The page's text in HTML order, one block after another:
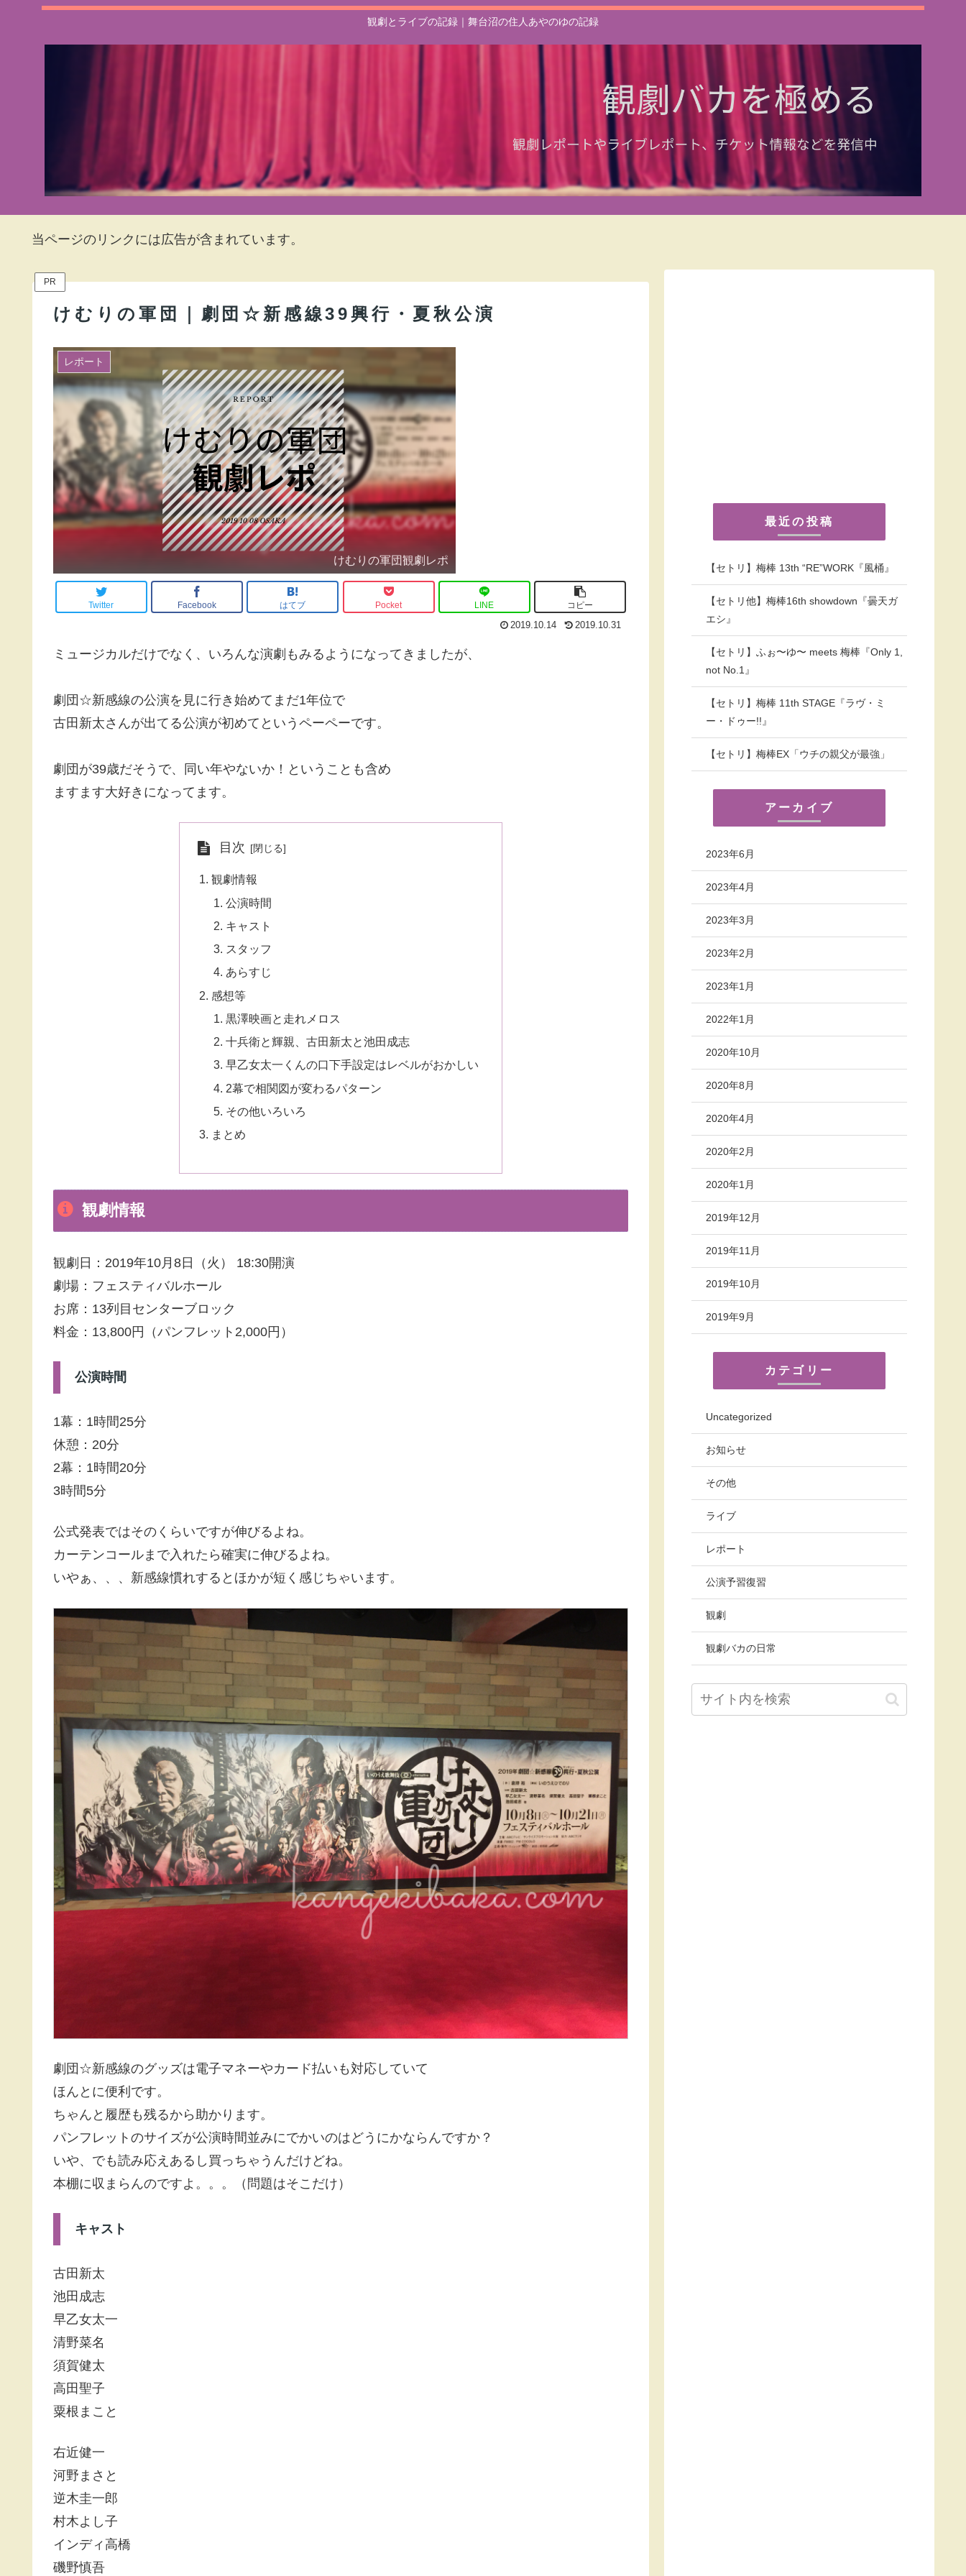
観劇とライブの記録｜舞台沼の住人あやのゆの記録
当ページのリンクには広告が含まれています。
PR
けむりの軍団｜劇団☆新感線39興行・夏秋公演
レポート
けむりの軍団観劇レポ
Twitter Facebook はてブ Pocket LINE コピー
2019.10.14 2019.10.31
ミュージカルだけでなく、いろんな演劇もみるようになってきましたが、
劇団☆新感線の公演を見に行き始めてまだ1年位で
古田新太さんが出てる公演が初めてというペーペーです。
劇団が39歳だそうで、同い年やないか！ということも含め
ますます大好きになってます。
目次
観劇情報
公演時間
キャスト
スタッフ
あらすじ
感想等
黒澤映画と走れメロス
十兵衛と輝親、古田新太と池田成志
早乙女太一くんの口下手設定はレベルがおかしい
2幕で相関図が変わるパターン
その他いろいろ
まとめ
観劇情報
観劇日：2019年10月8日（火） 18:30開演
劇場：フェスティバルホール
お席：13列目センターブロック
料金：13,800円（パンフレット2,000円）
公演時間
1幕：1時間25分
休憩：20分
2幕：1時間20分
3時間5分
公式発表ではそのくらいですが伸びるよね。
カーテンコールまで入れたら確実に伸びるよね。
いやぁ、、、新感線慣れするとほかが短く感じちゃいます。
劇団☆新感線のグッズは電子マネーやカード払いも対応していて
ほんとに便利です。
ちゃんと履歴も残るから助かります。
パンフレットのサイズが公演時間並みにでかいのはどうにかならんですか？
いや、でも読み応えあるし買っちゃうんだけどね。
本棚に収まらんのですよ。。。（問題はそこだけ）
キャスト
古田新太
池田成志
早乙女太一
清野菜名
須賀健太
高田聖子
粟根まこと
右近健一
河野まさと
逆木圭一郎
村木よし子
インディ高橋
磯野慎吾
最近の投稿
【セトリ】梅棒 13th “RE”WORK『風桶』
【セトリ他】梅棒16th showdown『曇天ガ
エシ』
【セトリ】ふぉ〜ゆ〜 meets 梅棒『Only 1,
not No.1』
【セトリ】梅棒 11th STAGE『ラヴ・ミ
ー・ドゥー!!』
【セトリ】梅棒EX「ウチの親父が最強」
アーカイブ
2023年6月
2023年4月
2023年3月
2023年2月
2023年1月
2022年1月
2020年10月
2020年8月
2020年4月
2020年2月
2020年1月
2019年12月
2019年11月
2019年10月
2019年9月
カテゴリー
Uncategorized
お知らせ
その他
ライブ
レポート
公演予習復習
観劇
観劇バカの日常